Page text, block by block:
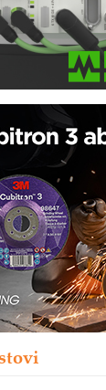
kao
na prvom
- više
industriji
ADVANCED
za
i